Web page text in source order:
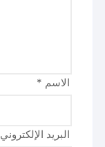
الاسم *
البريد الإلكتروني